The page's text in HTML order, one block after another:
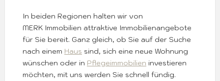
In beiden Regionen halten wir von
MERK Immobilien attraktive Immobilienangebote
für Sie bereit. Ganz gleich, ob Sie auf der Suche
nach einem Haus sind, sich eine neue Wohnung
wünschen oder in Pflegeimmobilien investieren
möchten, mit uns werden Sie schnell fündig.